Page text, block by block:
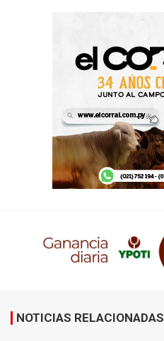
NOTICIAS RELACIONADAS